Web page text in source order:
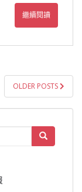
繼續閱讀
OLDER POSTS